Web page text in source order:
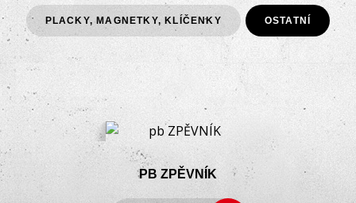
PLACKY, MAGNETKY, KLÍČENKY OSTATNÍ
PB ZPĚVNÍK